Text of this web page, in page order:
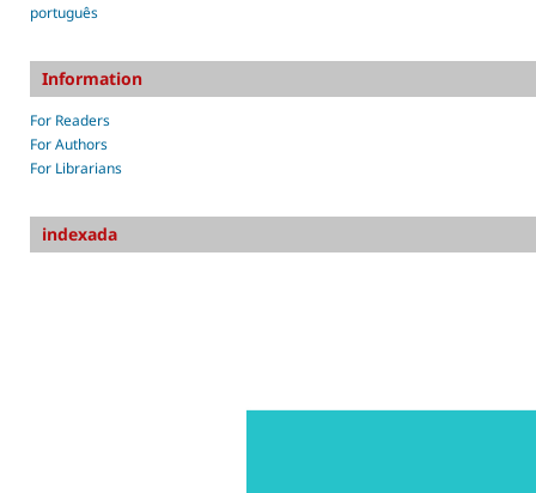
português
Information
For Readers
For Authors
For Librarians
indexada